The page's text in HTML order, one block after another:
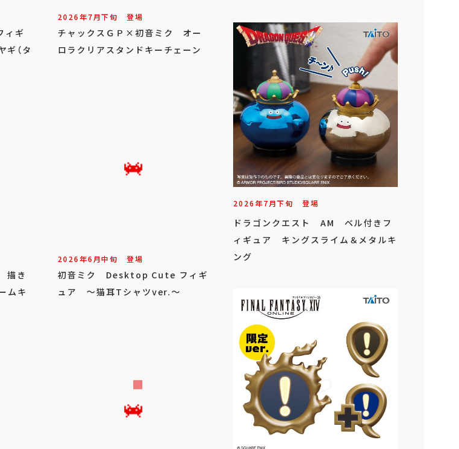
ギ
（タ
2026年7月下旬 登場
チャックスＧＰ×初音ミク オー
ロラクリアスタンドキーチェーン
描き
ムキ
2026年6月中旬 登場
初音ミク Desktop Cute フィギ
ュア ～猫耳Tシャツver.～
2026年7月下旬 登場
ドラゴンクエスト AM ベル付きフ
ィギュア キングスライム＆メタルキ
ング